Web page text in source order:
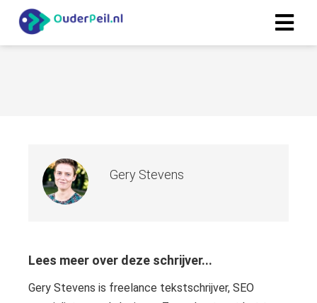
Gery Stevens
Lees meer over deze schrijver...
Gery Stevens is freelance tekstschrijver, SEO